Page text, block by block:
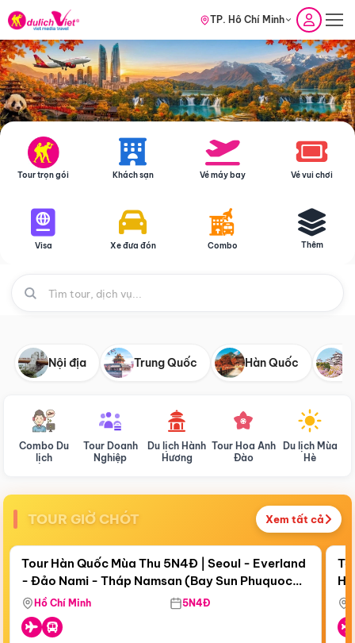
TP. Hồ Chí Minh
Tour trọn gói Khách sạn Vé máy bay Vé vui chơi
Visa Xe đưa đón Combo Thêm
Nội địa Trung Quốc Hàn Quốc
Combo Du
lịch
Tour Doanh
Nghiệp
Du lịch Hành
Hương
Tour Hoa Anh
Đào
Du lịch Mùa
Hè
TOUR GIỜ CHÓT Xem tất cả
Còn19 ngày 11:41:38
Điểm nổi bật
Tour Hàn Quốc Mùa Thu 5N4Đ | Seoul - Everland
- Đảo Nami - Tháp Namsan (Bay Sun Phuquoc
Airways)
Hồ Chí Minh 5N4Đ